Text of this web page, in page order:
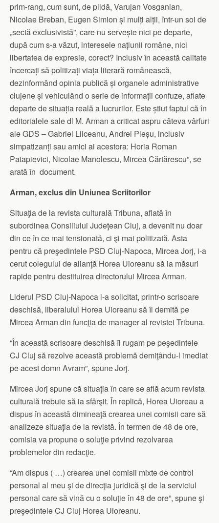
prim-rang, cum sunt, de pildă, Varujan Vosganian,
Nicolae Breban, Eugen Simion și mulți alții, într-un soi de
„sectă exclusivistă”, care nu servește nici pe departe,
după cum s-a văzut, interesele națiunii române, nici
libertatea de expresie, corect? Inclusiv în această calitate
încercați să politizați viața literară românească,
dezinformând opinia publică și organele administrative
clujene și vehiculând o serie de informații confuze, aflate
departe de situația reală a lucrurilor. Este știut faptul că în
editorialele sale dl M. Arman a criticat aspru câteva vârfuri
ale GDS – Gabriel Liiceanu, Andrei Pleșu, inclusiv
simpatizanți sau amici ai acestora: Horia Roman
Patapievici, Nicolae Manolescu, Mircea Cărtărescu”, se
arată în document.
Arman, exclus din Uniunea Scriitorilor
Situaţia de la revista culturală Tribuna, aflată în
subordinea Consiliului Judeţean Cluj, a devenit nu doar
din ce în ce mai tensionată, ci şi mai politizată. Asta
pentru că preşedintele PSD Cluj-Napoca, Mircea Jorj, i-a
cerut colegului de alianţă Horea Uioreanu să ia măsuri
rapide pentru destituirea directorului Mircea Arman.
Liderul PSD Cluj-Napoca i-a solicitat, printr-o scrisoare
deschisă, liberalului Horea Uioreanu să îl demită pe
Mircea Arman din funcţia de manager al revistei Tribuna.
“În această scrisoare deschisă îl rugam pe peşedintele
CJ Cluj să rezolve această problemă demiţându-l imediat
pe acest domn Avram”, spune Jorj.
Mircea Jorj spune că situaţia în care se află acum revista
culturală trebuie să ia sfârşit. În replică, Horea Uioreau a
dispus în această dimineaţă crearea unei comisii care să
analizeze situaţia de la revistă. În termen de 48 de ore,
comisia va propune o soluţie privind rezolvarea
problemelor din redacţie.
“Am dispus ( …) crearea unei comisii mixte de control
personal al meu şi de direcţia juridică şi de la serviciul
personal care să vină cu o soluţie în 48 de ore”, spune şi
preşedintele CJ Cluj Horea Uioreanu.